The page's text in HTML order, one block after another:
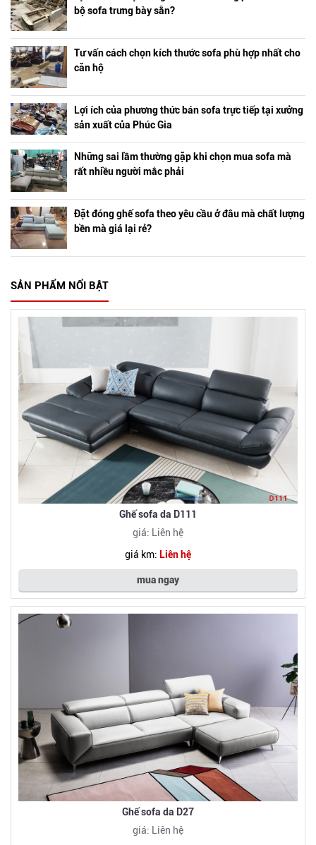
bộ sofa trưng bày sẵn?
Tư vấn cách chọn kích thước sofa phù hợp nhất cho
căn hộ
Lợi ích của phương thức bán sofa trực tiếp tại xưởng
sản xuất của Phúc Gia
Những sai lầm thường gặp khi chọn mua sofa mà
rất nhiều người mắc phải
Đặt đóng ghế sofa theo yêu cầu ở đâu mà chất lượng
bền mà giá lại rẻ?
SẢN PHẨM NỔI BẬT
Ghế sofa da D111
giá: Liên hệ
giá km: Liên hệ
mua ngay
Ghế sofa da D27
giá: Liên hệ